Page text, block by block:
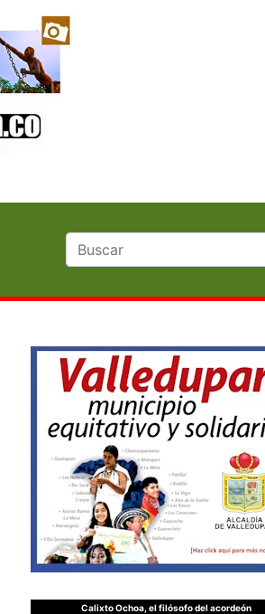
Calixto Ochoa, el filósofo del acordeón